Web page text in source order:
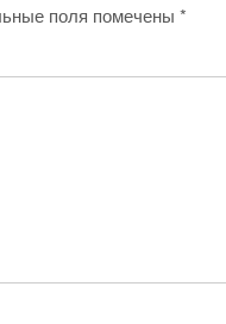
поля помечены *